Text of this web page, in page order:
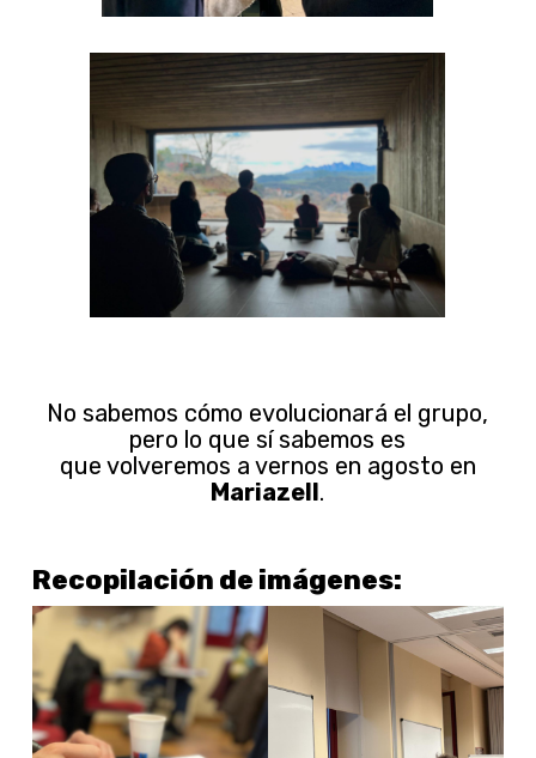
No sabemos cómo evolucionará el grupo,
pero lo que sí sabemos es
que volveremos a vernos en agosto en
Mariazell.
Recopilación de imágenes: